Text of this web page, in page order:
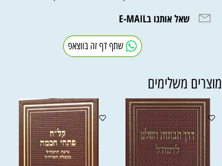
שאל אותנו בE-MAIL
שתף דף זה בווצאפ
משלימים